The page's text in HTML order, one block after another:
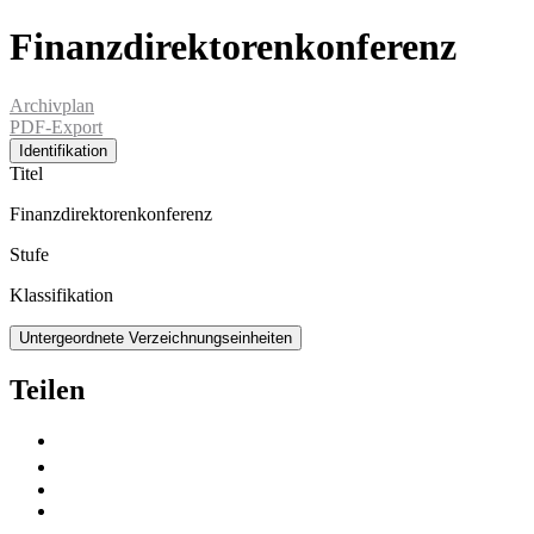
Finanzdirektorenkonferenz
Archivplan
PDF-Export
Identifikation
Titel
Finanzdirektorenkonferenz
Stufe
Klassifikation
Untergeordnete Verzeichnungseinheiten
Teilen